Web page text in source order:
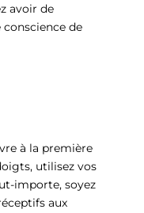
avoir de
de
à la première
utilisez vos
importe, soyez
aux